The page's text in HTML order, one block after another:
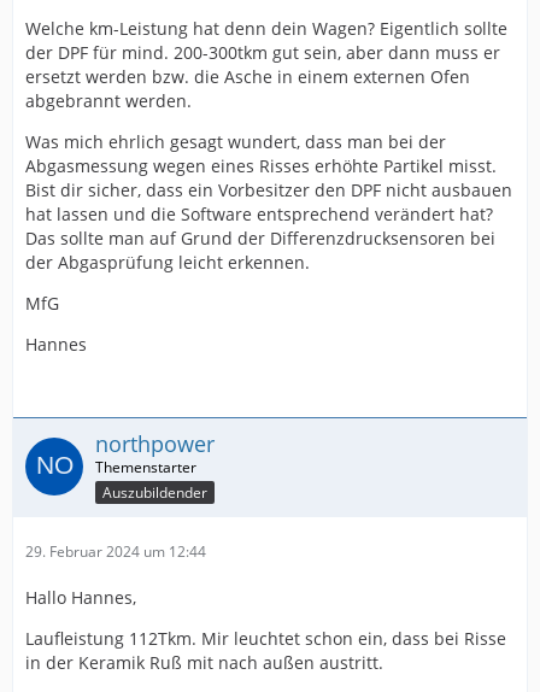
Welche km-Leistung hat denn dein Wagen? Eigentlich sollte
der DPF für mind. 200-300tkm gut sein, aber dann muss er
ersetzt werden bzw. die Asche in einem externen Ofen
abgebrannt werden.
Was mich ehrlich gesagt wundert, dass man bei der
Abgasmessung wegen eines Risses erhöhte Partikel misst.
Bist dir sicher, dass ein Vorbesitzer den DPF nicht ausbauen
hat lassen und die Software entsprechend verändert hat?
Das sollte man auf Grund der Differenzdrucksensoren bei
der Abgasprüfung leicht erkennen.
MfG
Hannes
northpower
Auszubildender
29. Februar 2024 um 12:44
Hallo Hannes,
Laufleistung 112Tkm. Mir leuchtet schon ein, dass bei Risse
in der Keramik Ruß mit nach außen austritt.